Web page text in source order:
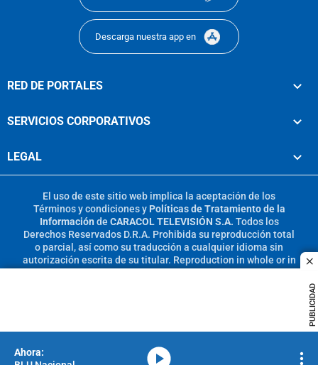
PUBLICIDAD
Descarga nuestra app en
RED DE PORTALES
SERVICIOS CORPORATIVOS
LEGAL
El uso de este sitio web implica la aceptación de los
Términos y condicionesy Políticas de Tratamiento de la
Información de CARACOL TELEVISIÓN S.A. Todos los
Derechos Reservados D.R.A. Prohibida su reproducción total
o parcial, así como su traducción a cualquier idioma sin
autorización escrita de su titular. Reproduction in whole or in